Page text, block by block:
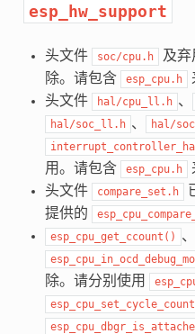
esp_hw_support
头文件 soc/cpu.h
及
除。请包含
esp_cpu.h
头文件
hal/cpu_ll.h 、
hal/soc_ll.h 、 hal/
用。请包含
esp_cpu.h
头文件
compare_set.h
提供的
esp_cpu_get_ccount() 、
除。请分别使用